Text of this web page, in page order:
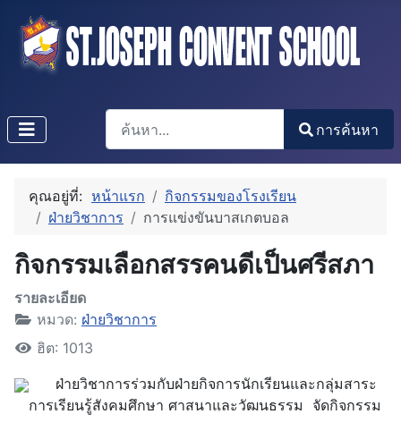
การค้นหา
Type 2 or more characters for results.
การค้นหา
คุณอยู่ที่: หน้าแรก
กิจกรรมของโรงเรียน
ฝ่ายวิชาการ
การแข่งขันบาสเกตบอล
กิจกรรมเลือกสรรคนดีเป็นศรีสภา
รายละเอียด
หมวด: ฝ่ายวิชาการ
ฮิต: 1013
ฝ่ายวิชาการร่วมกับฝ่ายกิจการนักเรียนและกลุ่มสาระ
การเรียนรู้สังคมศึกษา ศาสนาและวัฒนธรรม จัดกิจกรรม